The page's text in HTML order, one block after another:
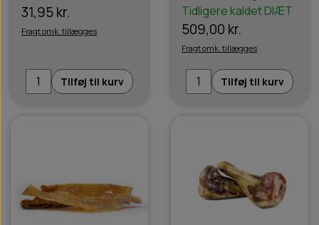
31,95 kr.
Fragt omk. tillægges
Tilføj til kurv
Tidligere kaldet DIÆT
509,00 kr.
Fragt omk. tillægges
Tilføj til kurv